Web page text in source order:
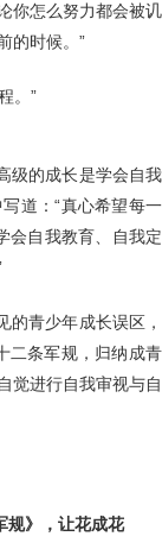
你怎么努力都会被讥
的时候。”
。”
级的成长是学会自我
道：“真心希望每一
会自我教育、自我定
的青少年成长误区，
二条军规，归纳成青
觉进行自我审视与自
》，让花成花